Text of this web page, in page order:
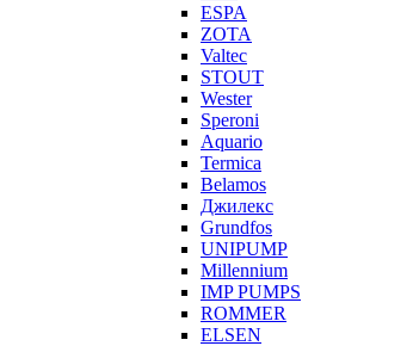
ESPA
ZOTA
Valtec
STOUT
Wester
Speroni
Aquario
Termica
Belamos
Джилекс
Grundfos
UNIPUMP
Millennium
IMP PUMPS
ROMMER
ELSEN